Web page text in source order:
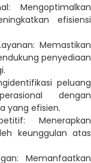
Mengoptimalkan
efisiensi
Memastikan
penyediaan
peluang
dengan
yang efisien.
Menerapkan
keunggulan atas
Memanfaatkan